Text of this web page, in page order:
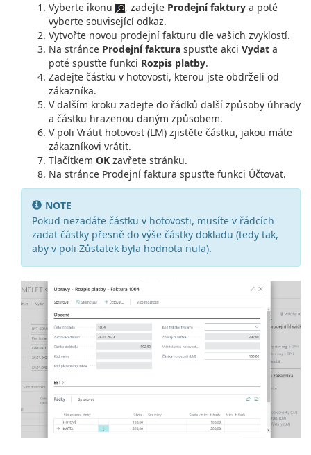
Vyberte ikonu , zadejte Prodejní faktury a poté
vyberte související odkaz.
Vytvořte novou prodejní fakturu dle vašich zvyklostí.
Na stránce Prodejní faktura spusťte akci Vydat a
poté spusťte funkci Rozpis platby.
Zadejte částku v hotovosti, kterou jste obdrželi od
zákazníka.
V dalším kroku zadejte do řádků další způsoby úhrady
a částku hrazenou daným způsobem.
V poli Vrátit hotovost (LM) zjistěte částku, jakou máte
zákazníkovi vrátit.
Tlačítkem OK zavřete stránku.
Na stránce Prodejní faktura spusťte funkci Účtovat.
NOTE
Pokud nezadáte částku v hotovosti, musíte v řádcích
zadat částky přesně do výše částky dokladu (tedy tak,
aby v poli Zůstatek byla hodnota nula).